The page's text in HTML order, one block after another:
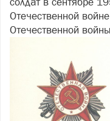
Отечественной
Отечественной